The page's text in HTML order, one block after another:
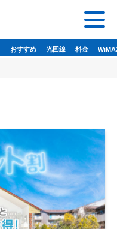
おすすめ 光回線 料金